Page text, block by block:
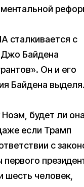
сталкивается с
Джо Байдена
Он и его
Байдена
будет ли она
если Трамп
с
шесть человек,